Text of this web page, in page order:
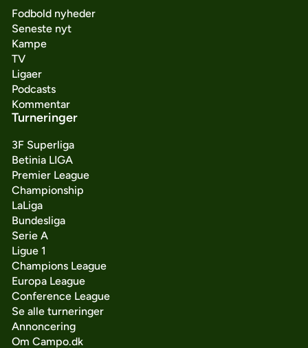
Fodbold nyheder
Seneste nyt
Kampe
TV
Ligaer
Podcasts
Kommentar
Turneringer
3F Superliga
Betinia LIGA
Premier League
Championship
LaLiga
Bundesliga
Serie A
Ligue 1
Champions League
Europa League
Conference League
Se alle turneringer
Annoncering
Om Campo.dk